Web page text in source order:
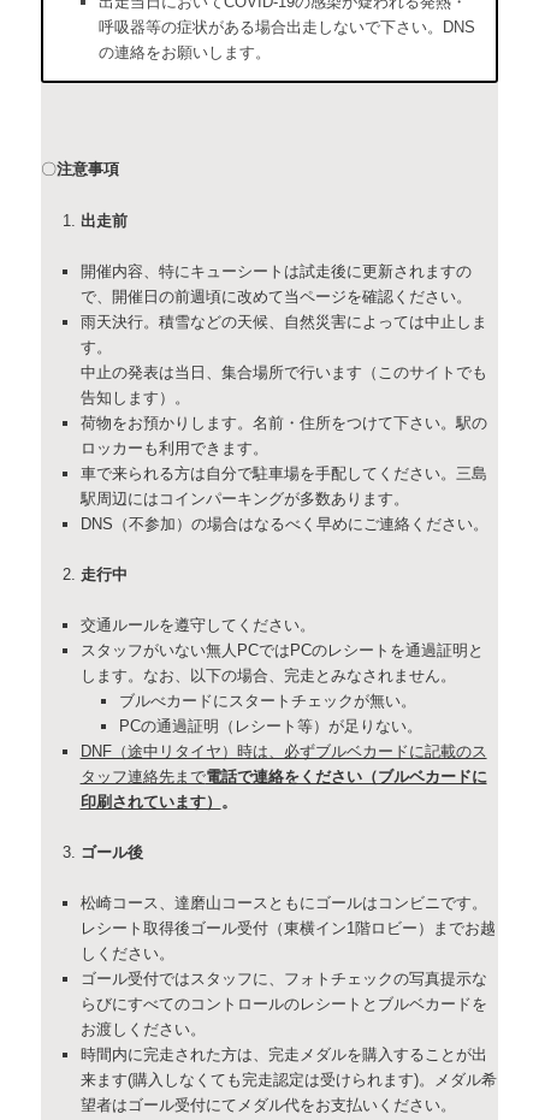
呼吸器等の症状がある場合出走しないで下さい。DNS
の連絡をお願いします。
〇注意事項
出走前
開催内容、特にキューシートは試走後に更新されますの
で、開催日の前週頃に改めて当ページを確認ください。
雨天決行。積雪などの天候、自然災害によっては中止しま
す。
中止の発表は当日、集合場所で行います（このサイトでも
告知します）。
荷物をお預かりします。名前・住所をつけて下さい。駅の
ロッカーも利用できます。
車で来られる方は自分で駐車場を手配してください。三島
駅周辺にはコインパーキングが多数あります。
DNS（不参加）の場合はなるべく早めにご連絡ください。
走行中
交通ルールを遵守してください。
スタッフがいない無人PCではPCのレシートを通過証明と
します。なお、以下の場合、完走とみなされません。
ブルべカードにスタートチェックが無い。
PCの通過証明（レシート等）が足りない。
DNF（途中リタイヤ）時は、必ずブルベカードに記載のス
タッフ連絡先まで電話で連絡をください（ブルベカードに
印刷されています） 。
ゴール後
松崎コース、達磨山コースともにゴールはコンビニです。
レシート取得後ゴール受付（東横イン1階ロビー）までお越
しください。
ゴール受付ではスタッフに、フォトチェックの写真提示な
らびにすべてのコントロールのレシートとブルベカードを
お渡しください。
時間内に完走された方は、完走メダルを購入することが出
来ます(購入しなくても完走認定は受けられます)。メダル希
望者はゴール受付にてメダル代をお支払いください。